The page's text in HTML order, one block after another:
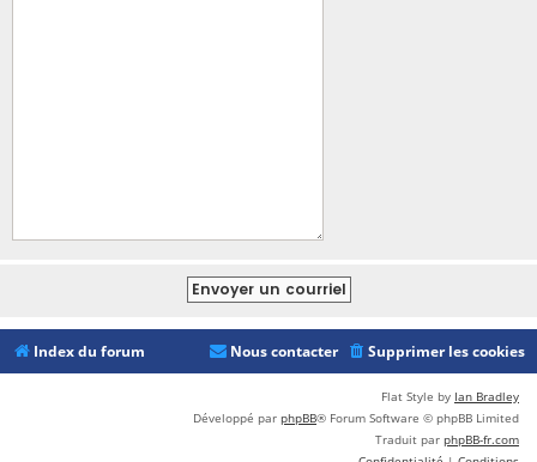
Index du forum Supprimer les cookies
Nous contacter
Flat Style by Ian Bradley
Développé par phpBB® Forum Software © phpBB Limited
Traduit par phpBB-fr.com